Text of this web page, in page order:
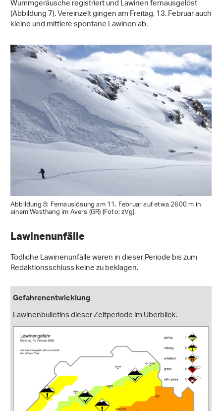
Wummgeräusche registriert und Lawinen fernausgelöst
(Abbildung 7). Vereinzelt gingen am Freitag, 13. Februar auch
kleine und mittlere spontane Lawinen ab.
Abbildung 8: Fernauslösung am 11. Februar auf etwa 2600 m in
einem Westhang im Avers (GR) (Foto: zVg).
Lawinenunfälle
Tödliche Lawinenunfälle waren in dieser Periode bis zum
Redaktionsschluss keine zu beklagen.
Gefahrenentwicklung
Lawinenbulletins dieser Zeitperiode im Überblick.